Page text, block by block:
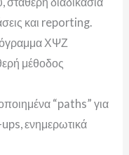
και reporting.
ΧΨΖ
μέθοδος
“paths” για
ενημερωτικά